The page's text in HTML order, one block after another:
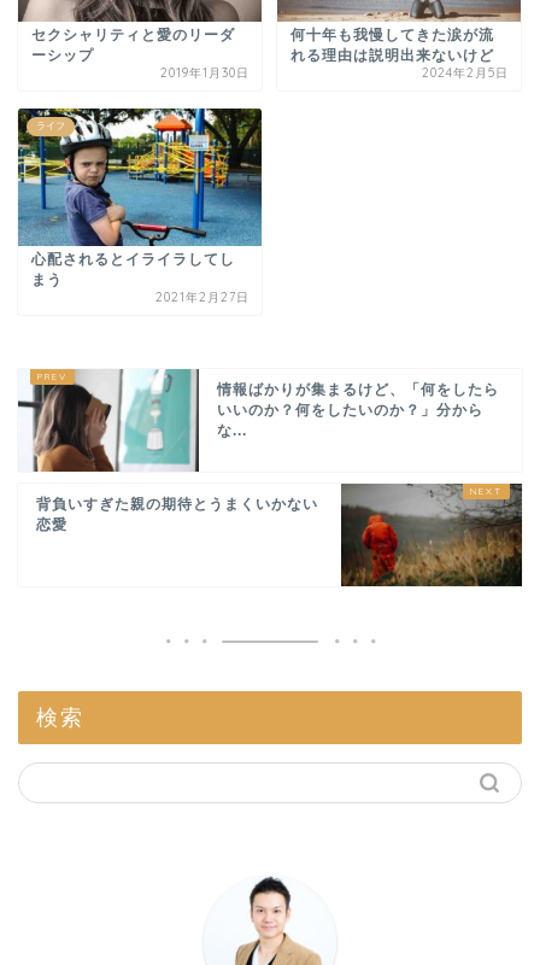
セクシャリティと愛のリーダ
ーシップ
2019年1月30日
何十年も我慢してきた涙が流
れる理由は説明出来ないけど
2024年2月5日
ライフ
心配されるとイライラしてし
まう
2021年2月27日
情報ばかりが集まるけど、「何をしたら
いいのか？何をしたいのか？」分から
な...
背負いすぎた親の期待とうまくいかない
恋愛
検索